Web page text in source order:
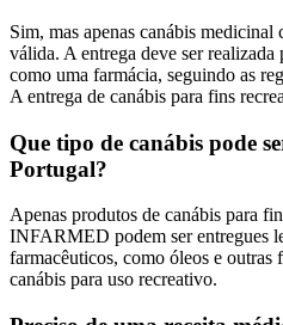
Sim, mas apenas canábis medicinal
válida. A entrega deve ser
como uma farmácia, seguindo as
A entrega de canábis para fins
Que tipo de canábis pode
Portugal?
Apenas produtos de canábis para
INFARMED podem ser entregues
farmacêuticos, como óleos e outras
canábis para uso recreativo.